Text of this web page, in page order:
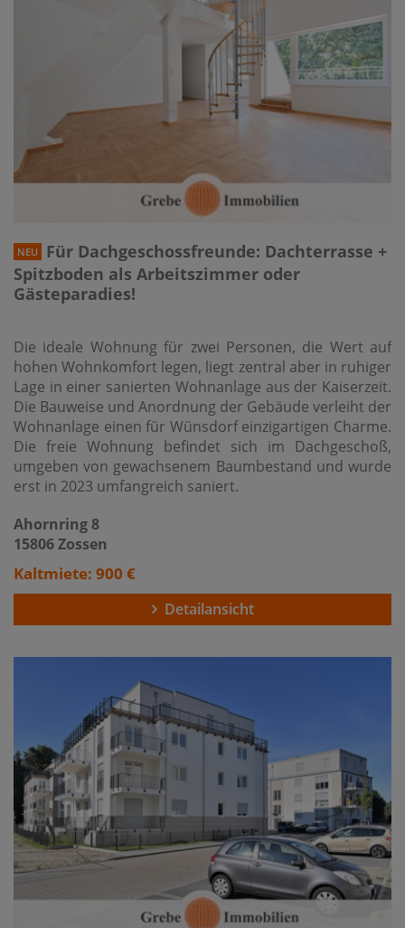
NEU
Für Dachgeschossfreunde: Dachterrasse +
Spitzboden als Arbeitszimmer oder
Gästeparadies!
Die ideale Wohnung für zwei Personen, die Wert auf
hohen Wohnkomfort legen, liegt zentral aber in ruhiger
Lage in einer sanierten Wohnanlage aus der Kaiserzeit.
Die Bauweise und Anordnung der Gebäude verleiht der
Wohnanlage einen für Wünsdorf einzigartigen Charme.
Die freie Wohnung befindet sich im Dachgeschoß,
umgeben von gewachsenem Baumbestand und wurde
erst in 2023 umfangreich saniert.
Ahornring 8
15806 Zossen
Kaltmiete: 900 €
Detailansicht